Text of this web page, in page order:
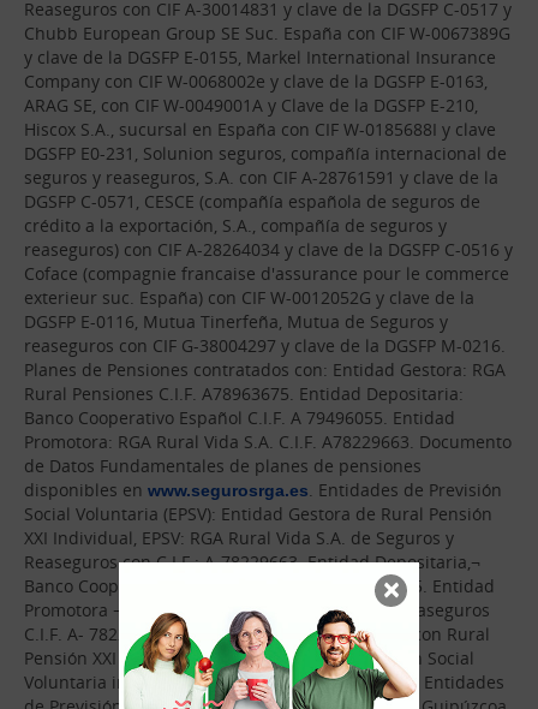
Reaseguros con CIF A-30014831 y clave de la DGSFP C-0517 y
Chubb European Group SE Suc. España con CIF W-0067389G
y clave de la DGSFP E-0155, Markel International Insurance
Company con CIF W-0068002e y clave de la DGSFP E-0163,
ARAG SE, con CIF W-0049001A y Clave de la DGSFP E-210,
Hiscox S.A., sucursal en España con CIF W-0185688I y clave
DGSFP E0-231, Solunion seguros, compañía internacional de
seguros y reaseguros, S.A. con CIF A-28761591 y clave de la
DGSFP C-0571, CESCE (compañía española de seguros de
crédito a la exportación, S.A., compañía de seguros y
reaseguros) con CIF A-28264034 y clave de la DGSFP C-0516 y
Coface (compagnie francaise d'assurance pour le commerce
exterieur suc. España) con CIF W-0012052G y clave de la
DGSFP E-0116, Mutua Tinerfeña, Mutua de Seguros y
reaseguros con CIF G-38004297 y clave de la DGSFP M-0216.
Planes de Pensiones contratados con: Entidad Gestora: RGA
Rural Pensiones C.I.F. A78963675. Entidad Depositaria:
Banco Cooperativo Español C.I.F. A 79496055. Entidad
Promotora: RGA Rural Vida S.A. C.I.F. A78229663. Documento
de Datos Fundamentales de planes de pensiones
disponibles en www.segurosrga.es. Entidades de Previsión
Social Voluntaria (EPSV): Entidad Gestora de Rural Pensión
XXI Individual, EPSV: RGA Rural Vida S.A. de Seguros y
Reaseguros con C.I.F.: A-78229663. Entidad Depositaria,¬
Banco Cooperativo Español con C.I.F.: A-79496055. Entidad
Promotora ¬ RGA Rural Vida S.A. de Seguros y Reaseguros
C.I.F. A- 78229663. Planes de Previsión suscritos con Rural
Pensión XXI Individual, EPSV, Entidad de Previsión Social
Voluntaria inscrita con nº 211-G en el Registro de Entidades
×